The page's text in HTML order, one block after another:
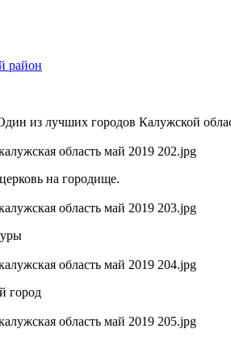
район
из лучших городов Калужской
на городище.
город